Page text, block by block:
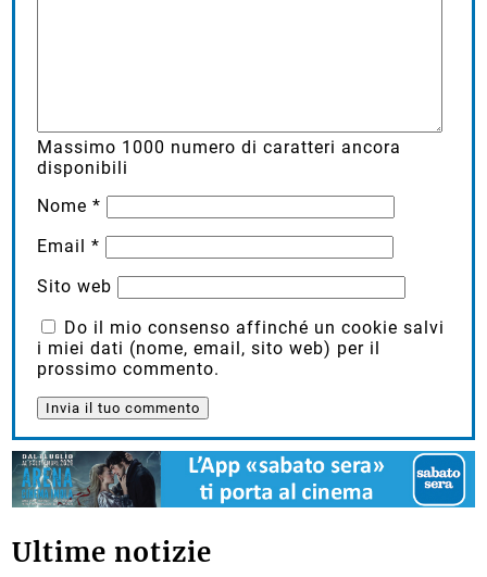
Massimo 1000 numero di caratteri ancora
disponibili
Nome*
Email*
Sito web
Do il mio consenso affinché un cookie salvi
i miei dati (nome, email, sito web) per il
prossimo commento.
Ultime notizie